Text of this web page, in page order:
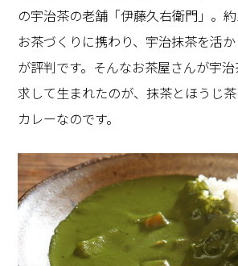
の宇治茶の老舗「伊藤久右衛門」。
お茶づくりに携わり、宇治抹茶を活
が評判です。そんなお茶屋さんが宇
求して生まれたのが、抹茶とほうじ
カレーなのです。